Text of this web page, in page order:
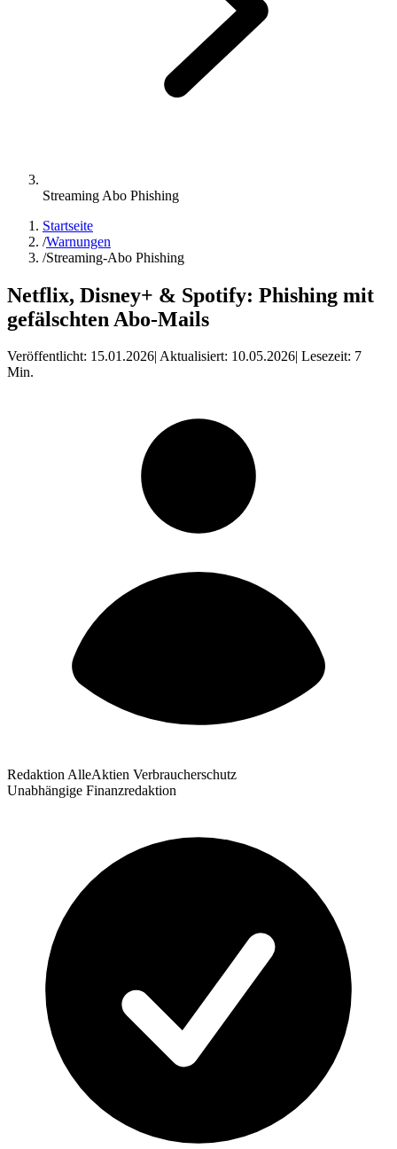
Streaming Abo Phishing
Startseite
/Warnungen
/Streaming-Abo Phishing
Netflix, Disney+ & Spotify: Phishing mit
gefälschten Abo-Mails
Veröffentlicht: 15.01.2026 | Aktualisiert: 10.05.2026 | Lesezeit: 7
Min.
Redaktion AlleAktien Verbraucherschutz
Unabhängige Finanzredaktion